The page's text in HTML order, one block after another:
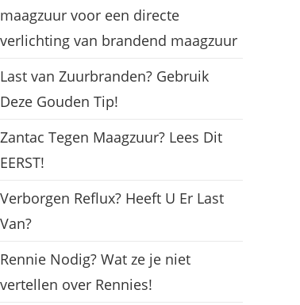
maagzuur voor een directe
verlichting van brandend maagzuur
Last van Zuurbranden? Gebruik
Deze Gouden Tip!
Zantac Tegen Maagzuur? Lees Dit
EERST!
Verborgen Reflux? Heeft U Er Last
Van?
Rennie Nodig? Wat ze je niet
vertellen over Rennies!